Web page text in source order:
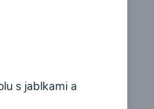
s jablkami a